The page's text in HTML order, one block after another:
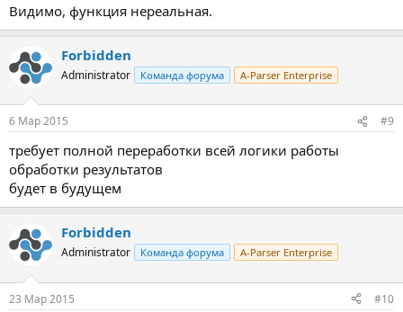
Видимо, функция нереальная.
Forbidden
Administrator Команда форума A-Parser Enterprise
6 Мар 2015 #9
требует полной переработки всей логики работы
обработки результатов
будет в будущем
Forbidden
Administrator Команда форума A-Parser Enterprise
23 Мар 2015 #10